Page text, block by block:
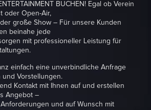
BUCHEN! Egal ob Verein
oder Open-Air,
große Show – Für unsere Kunden
beinahe jede
mit professioneller Leistung für
einfach eine unverbindliche Anfrage
und Vorstellungen.
Kontakt mit Ihnen auf und erstellen
Angebot –
und auf Wunsch mit